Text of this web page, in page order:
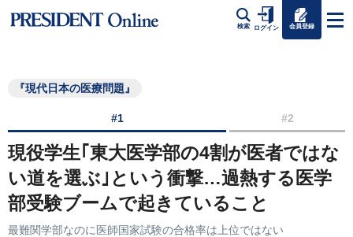
検索 ログイン 会員登録
『現代日本の医療問題』
#1 #2
現役学生｢東大医学部の4割が医者ではな
い道を選ぶ｣という衝撃…過熱する医学
部受験ブームで起きていること
最難関学部なのに医師国家試験の合格率は上位ではない